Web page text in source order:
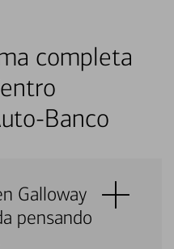
completa
Banco
Galloway
pensando